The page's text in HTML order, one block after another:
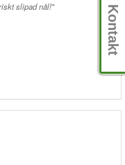
slipad nål!" Kontakt